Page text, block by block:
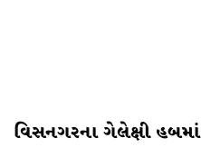
વિસનગરના ગેલેક્ષી